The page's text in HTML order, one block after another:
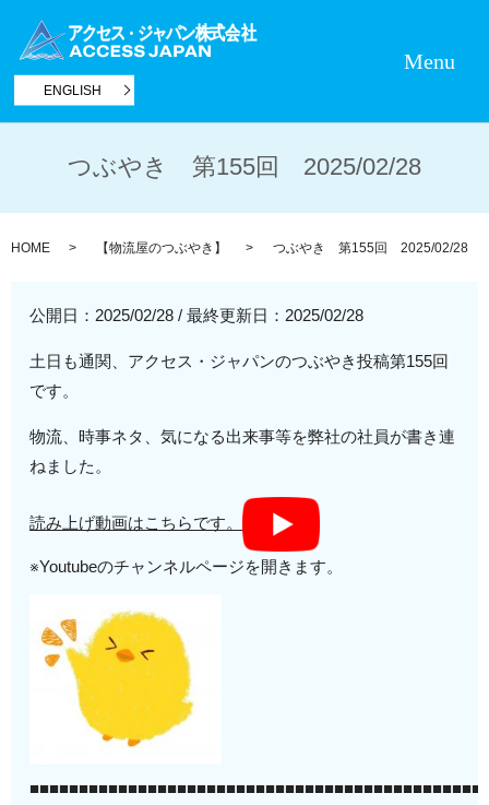
ENGLISH
Menu
つぶやき 第155回 2025/02/28
HOME 【物流屋のつぶやき】 つぶやき 第155回 2025/02/28
公開日：2025/02/28 /最終更新日：2025/02/28
土日も通関、アクセス・ジャパンのつぶやき投稿第155回
です。
物流、時事ネタ、気になる出来事等を弊社の社員が書き連
ねました。
読み上げ動画はこちらです。
※Youtubeのチャンネルページを開きます。
■■■■■■■■■■■■■■■■■■■■■■■■■■■■■■■■■■■■■■■■■■■■■■